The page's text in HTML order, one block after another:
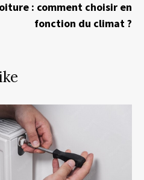
: comment choisir en
fonction du climat ?